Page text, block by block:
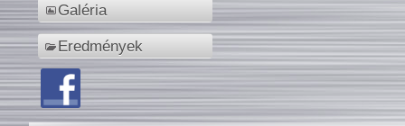
Galéria
Eredmények